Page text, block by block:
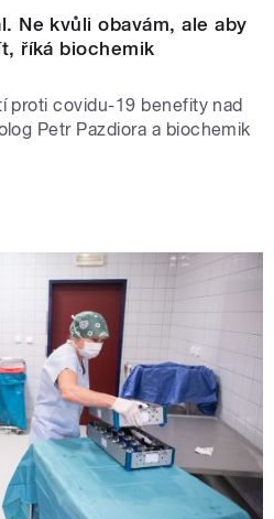
Ne kvůli obavám, ale aby
říká biochemik
proti covidu-19 benefity nad
Petr Pazdiora a biochemik